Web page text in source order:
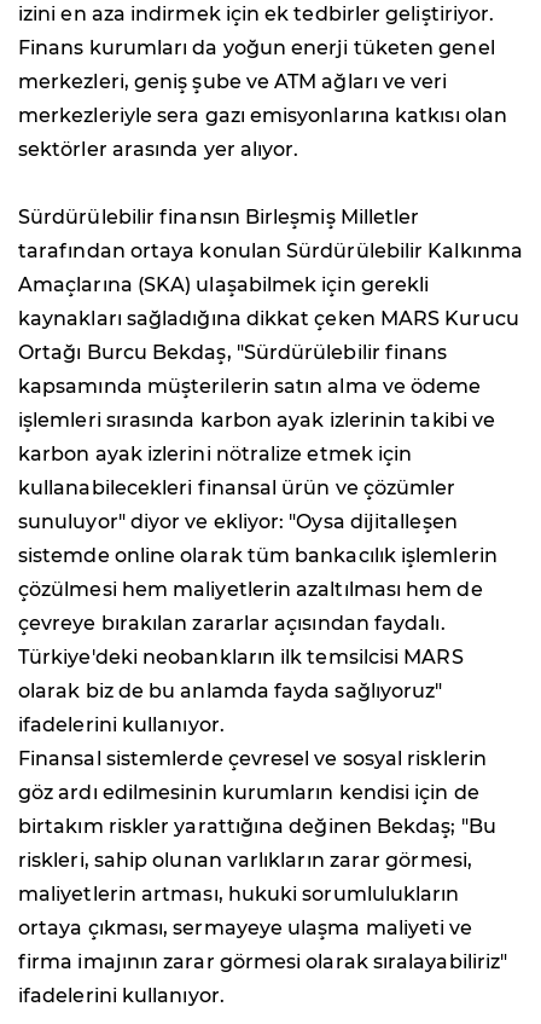
izini en aza indirmek için ek tedbirler geliştiriyor.
Finans kurumları da yoğun enerji tüketen genel
merkezleri, geniş şube ve ATM ağları ve veri
merkezleriyle sera gazı emisyonlarına katkısı olan
sektörler arasında yer alıyor.
Sürdürülebilir finansın Birleşmiş Milletler
tarafından ortaya konulan Sürdürülebilir Kalkınma
Amaçlarına (SKA) ulaşabilmek için gerekli
kaynakları sağladığına dikkat çeken MARS Kurucu
Ortağı Burcu Bekdaş, "Sürdürülebilir finans
kapsamında müşterilerin satın alma ve ödeme
işlemleri sırasında karbon ayak izlerinin takibi ve
karbon ayak izlerini nötralize etmek için
kullanabilecekleri finansal ürün ve çözümler
sunuluyor" diyor ve ekliyor: "Oysa dijitalleşen
sistemde online olarak tüm bankacılık işlemlerin
çözülmesi hem maliyetlerin azaltılması hem de
çevreye bırakılan zararlar açısından faydalı.
Türkiye'deki neobankların ilk temsilcisi MARS
olarak biz de bu anlamda fayda sağlıyoruz"
ifadelerini kullanıyor.
Finansal sistemlerde çevresel ve sosyal risklerin
göz ardı edilmesinin kurumların kendisi için de
birtakım riskler yarattığına değinen Bekdaş; "Bu
riskleri, sahip olunan varlıkların zarar görmesi,
maliyetlerin artması, hukuki sorumlulukların
ortaya çıkması, sermayeye ulaşma maliyeti ve
firma imajının zarar görmesi olarak sıralayabiliriz"
ifadelerini kullanıyor.